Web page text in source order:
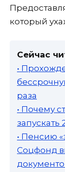
который
Сейчас
•
раза
• Почему
запускать
• Пенсию
Соцфонд